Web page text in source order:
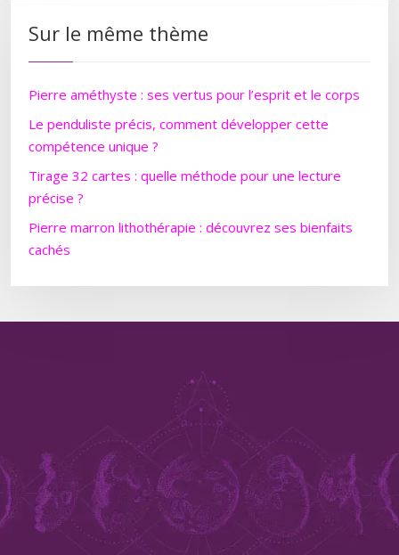
Sur le même thème
Pierre améthyste : ses vertus pour l’esprit et le corps
Le penduliste précis, comment développer cette
compétence unique ?
Tirage 32 cartes : quelle méthode pour une lecture
précise ?
Pierre marron lithothérapie : découvrez ses bienfaits
cachés